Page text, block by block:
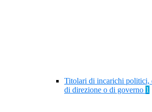
Titolari di incarichi politici,
di direzione o di governo 1